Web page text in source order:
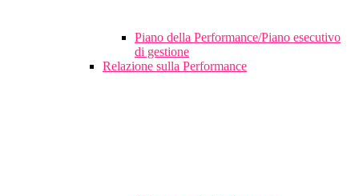
Piano della Performance/Piano esecutivo
di gestione
Relazione sulla Performance